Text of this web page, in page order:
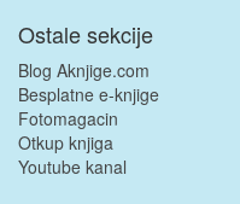
Ostale sekcije
Blog Aknjige.com
Besplatne e-knjige
Fotomagacin
Otkup knjiga
Youtube kanal